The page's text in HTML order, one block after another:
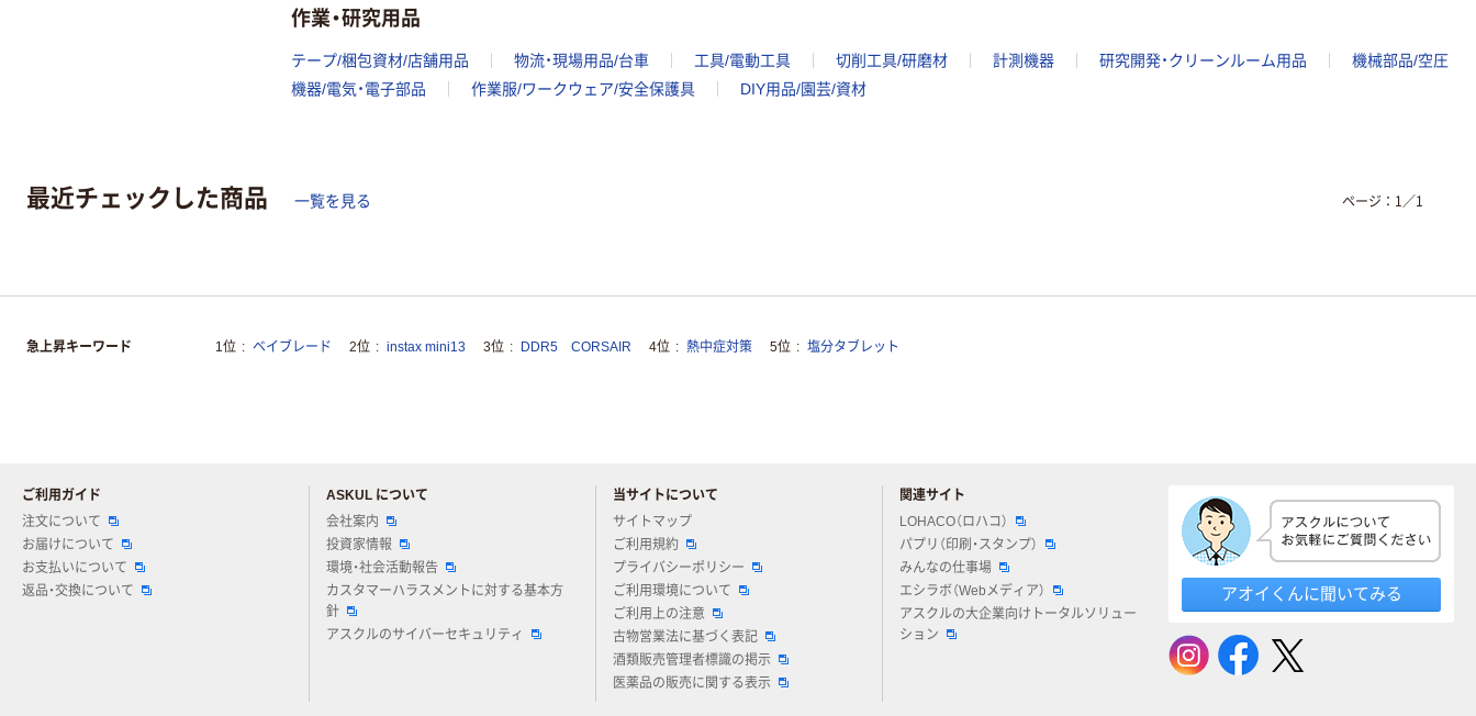
作業・研究用品
テープ/梱包資材/店舗用品 物流・現場用品/台車 工具/電動工具 切削工具/研磨材 計測機器 研究開発・クリーンルーム用品
機械部品/空圧
機器/電気・電子部品
作業服/ワークウェア/安全保護具 DIY用品/園芸/資材
最近チェックした商品 一覧を見る ページ： 1 ／1
急上昇キーワード 1位 ベイブレード 2位 instax mini13 3位 DDR5 CORSAIR 4位 熱中症対策 5位 塩分タブレット
ご利用ガイド
注文について
お届けについて
お支払いについて
返品・交換について
ASKUL について
会社案内
投資家情報
環境・社会活動報告
カスタマーハラスメントに対する基本方
針
アスクルのサイバーセキュリティ
当サイトについて
サイトマップ
ご利用規約
プライバシーポリシー
ご利用環境について
ご利用上の注意
古物営業法に基づく表記
酒類販売管理者標識の掲示
医薬品の販売に関する表示
関連サイト
LOHACO（ロハコ）
パプリ（印刷・スタンプ）
みんなの仕事場
エシラボ（Webメディア）
アスクルの大企業向けトータルソリュー
ション
アオイくんに聞いてみる